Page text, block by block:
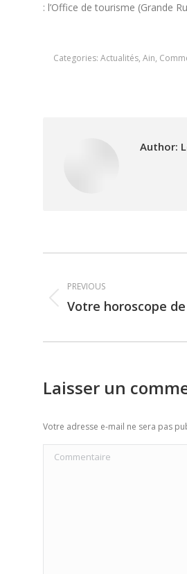
: l’Office de tourisme (Grande
Categories: Actualités, Ain,
Author:
navigation
PREVIOUS
Previous
Votre horoscope
Laisser un
Votre adresse e-mail ne sera pas
Commentaire